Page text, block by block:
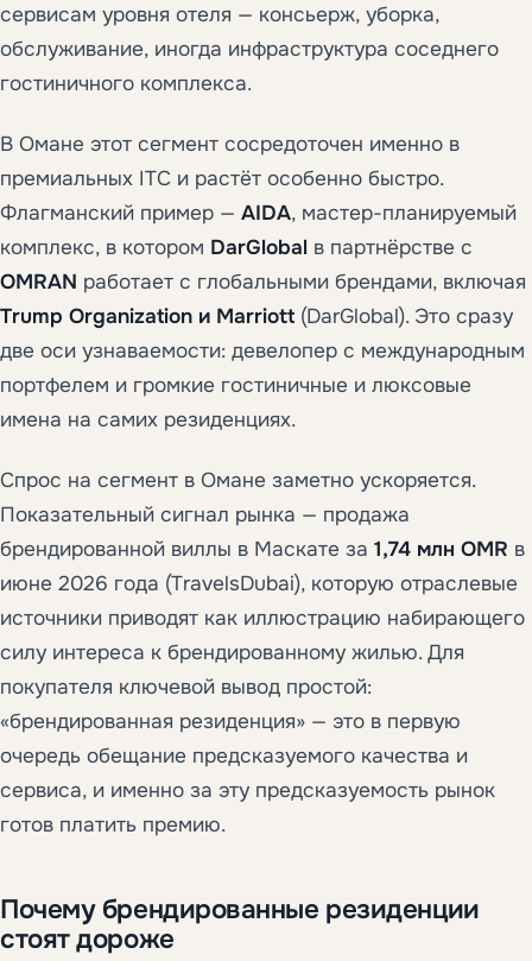
сервисам уровня отеля — консьерж, уборка,
обслуживание, иногда инфраструктура соседнего
гостиничного комплекса.
В Омане этот сегмент сосредоточен именно в
премиальных ITC и растёт особенно быстро.
Флагманский пример — AIDA, мастер-планируемый
комплекс, в котором DarGlobal в партнёрстве с
OMRAN работает с глобальными брендами, включая
Trump Organization и Marriott (DarGlobal). Это сразу
две оси узнаваемости: девелопер с международным
портфелем и громкие гостиничные и люксовые
имена на самих резиденциях.
Спрос на сегмент в Омане заметно ускоряется.
Показательный сигнал рынка — продажа
брендированной виллы в Маскате за 1,74 млн OMR в
июне 2026 года (TravelsDubai), которую отраслевые
источники приводят как иллюстрацию набирающего
силу интереса к брендированному жилью. Для
покупателя ключевой вывод простой:
«брендированная резиденция» — это в первую
очередь обещание предсказуемого качества и
сервиса, и именно за эту предсказуемость рынок
готов платить премию.
Почему брендированные резиденции
стоят дороже